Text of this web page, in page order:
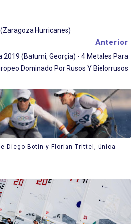
Hurricanes)
Anterior
2019 (Batumi, Georgia) - 4 Metales Para
Dominado Por Rusos Y Bielorrusos
Diego Botín y Florián Trittel, única